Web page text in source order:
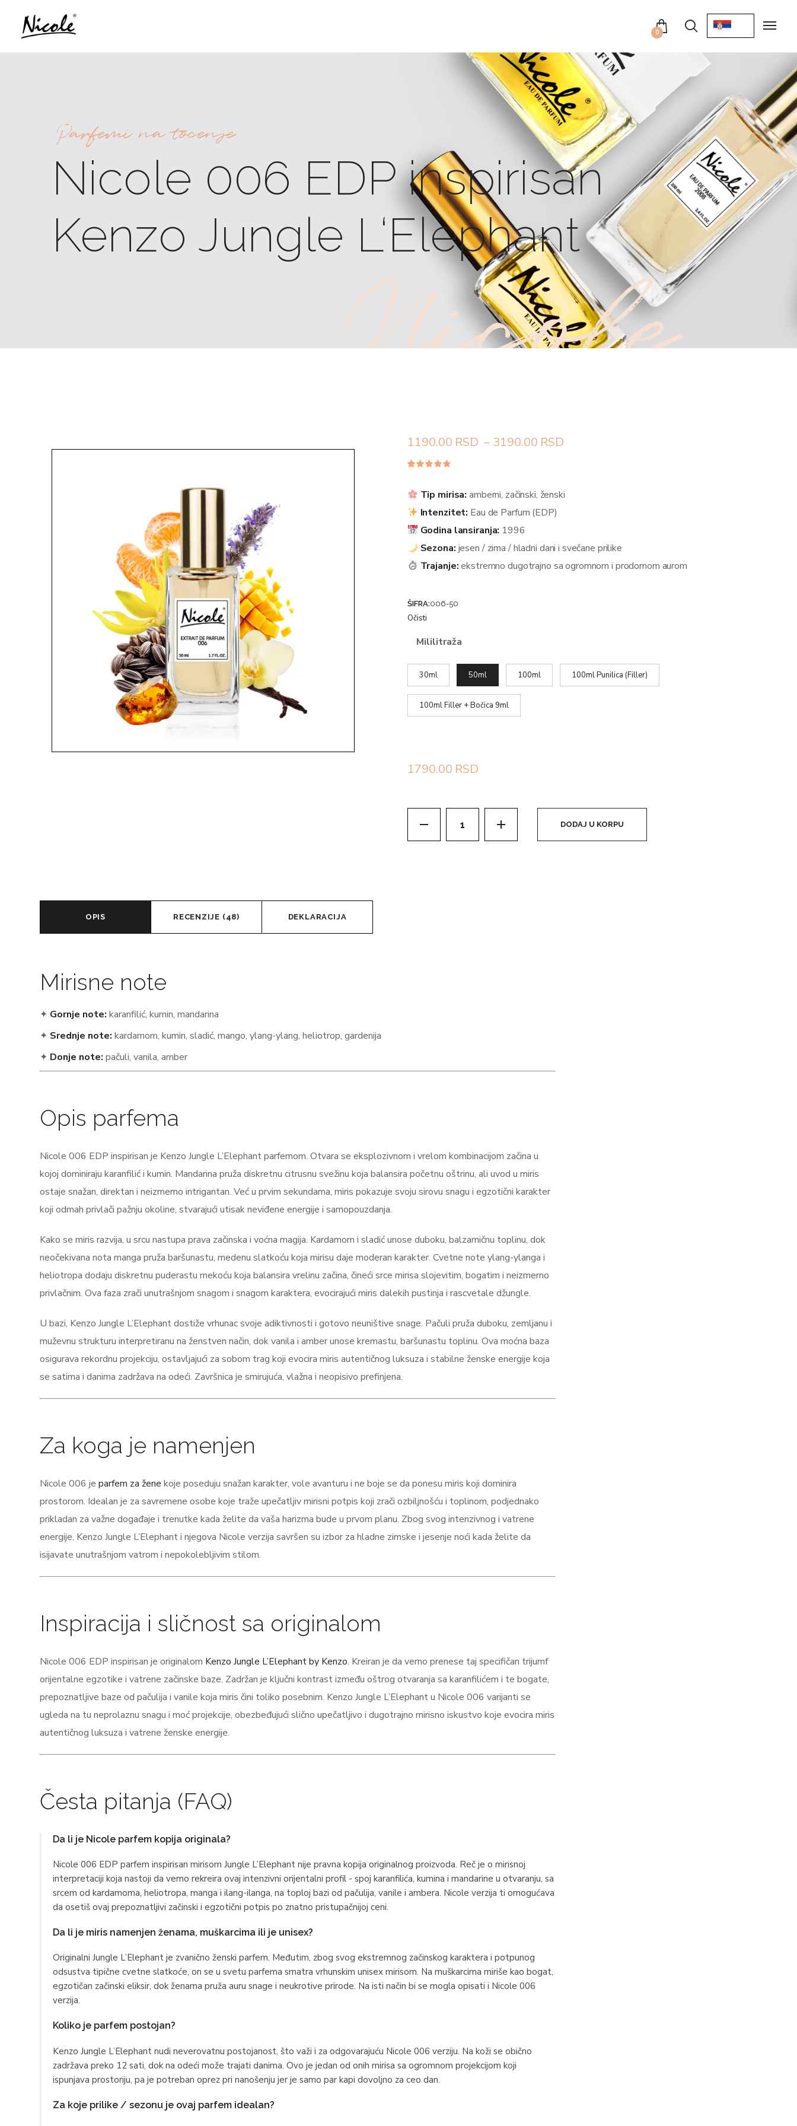
0
Parfemi na tocenje
Nicole 006 EDP inspirisan
Kenzo Jungle L‘Elephant
Nicole
1190.00 RSD – 3190.00 RSD
5 na
osnovu
kupaca
Tip mirisa: amberni, začinski, ženski
Intenzitet: Eau de Parfum (EDP)
Godina lansiranja: 1996
Sezona: jesen / zima / hladni dani i svečane prilike
Trajanje:ekstremno dugotrajno sa ogromnom i prodornom aurom
ŠIFRA:006-50
Mililitraža
30ml 50ml 100ml 100ml Punilica (Filler)
100ml Filler + Bočica 9ml
Očisti
1790.00 RSD
DODAJ U KORPU
OPIS RECENZIJE (48) DEKLARACIJA
Mirisne note
✦ Gornje note: karanfilić, kumin, mandarina
✦ Srednje note: kardamom, kumin, sladić, mango, ylang-ylang, heliotrop, gardenija
✦ Donje note: pačuli, vanila, amber
Opis parfema
Nicole 006 EDP inspirisan je Kenzo Jungle L’Elephant parfemom. Otvara se eksplozivnom i vrelom kombinacijom začina u
kojoj dominiraju karanfilić i kumin. Mandarina pruža diskretnu citrusnu svežinu koja balansira početnu oštrinu, ali uvod u miris
ostaje snažan, direktan i neizmerno intrigantan. Već u prvim sekundama, miris pokazuje svoju sirovu snagu i egzotični karakter
koji odmah privlači pažnju okoline, stvarajući utisak neviđene energije i samopouzdanja.
Kako se miris razvija, u srcu nastupa prava začinska i voćna magija. Kardamom i sladić unose duboku, balzamičnu toplinu, dok
neočekivana nota manga pruža baršunastu, medenu slatkoću koja mirisu daje moderan karakter. Cvetne note ylang-ylanga i
heliotropa dodaju diskretnu puderastu mekoću koja balansira vrelinu začina, čineći srce mirisa slojevitim, bogatim i neizmerno
privlačnim. Ova faza zrači unutrašnjom snagom i snagom karaktera, evocirajući miris dalekih pustinja i rascvetale džungle.
U bazi, Kenzo Jungle L’Elephant dostiže vrhunac svoje adiktivnosti i gotovo neuništive snage. Pačuli pruža duboku, zemljanu i
muževnu strukturu interpretiranu na ženstven način, dok vanila i amber unose kremastu, baršunastu toplinu. Ova moćna baza
osigurava rekordnu projekciju, ostavljajući za sobom trag koji evocira miris autentičnog luksuza i stabilne ženske energije koja
se satima i danima zadržava na odeći. Završnica je smirujuća, vlažna i neopisivo prefinjena.
Za koga je namenjen
Nicole 006 je parfem za žene koje poseduju snažan karakter, vole avanturu i ne boje se da ponesu miris koji dominira
prostorom. Idealan je za savremene osobe koje traže upečatljiv mirisni potpis koji zrači ozbiljnošću i toplinom, podjednako
prikladan za važne događaje i trenutke kada želite da vaša harizma bude u prvom planu. Zbog svog intenzivnog i vatrene
energije, Kenzo Jungle L’Elephant i njegova Nicole verzija savršen su izbor za hladne zimske i jesenje noći kada želite da
isijavate unutrašnjom vatrom i nepokolebljivim stilom.
Inspiracija i sličnost sa originalom
Nicole 006 EDP inspirisan je originalom Kenzo Jungle L’Elephant by Kenzo. Kreiran je da verno prenese taj specifičan trijumf
orijentalne egzotike i vatrene začinske baze. Zadržan je ključni kontrast između oštrog otvaranja sa karanfilićem i te bogate,
prepoznatljive baze od pačulija i vanile koja miris čini toliko posebnim. Kenzo Jungle L’Elephant u Nicole 006 varijanti se
ugleda na tu neprolaznu snagu i moć projekcije, obezbeđujući slično upečatljivo i dugotrajno mirisno iskustvo koje evocira miris
autentičnog luksuza i vatrene ženske energije.
Česta pitanja (FAQ)
Da li je Nicole parfem kopija originala?
Nicole 006 EDP parfem inspirisan mirisom Jungle L’Elephant nije pravna kopija originalnog proizvoda. Reč je o mirisnoj
interpretaciji koja nastoji da verno rekreira ovaj intenzivni orijentalni profil - spoj karanfilića, kumina i mandarine u otvaranju, sa
srcem od kardamoma, heliotropa, manga i ilang-ilanga, na toploj bazi od pačulija, vanile i ambera. Nicole verzija ti omogućava
da osetiš ovaj prepoznatljivi začinski i egzotični potpis po znatno pristupačnijoj ceni.
Da li je miris namenjen ženama, muškarcima ili je unisex?
Originalni Jungle L’Elephant je zvanično ženski parfem. Međutim, zbog svog ekstremnog začinskog karaktera i potpunog
odsustva tipične cvetne slatkoće, on se u svetu parfema smatra vrhunskim unisex mirisom. Na muškarcima miriše kao bogat,
egzotičan začinski eliksir, dok ženama pruža auru snage i neukrotive prirode. Na isti način bi se mogla opisati i Nicole 006
verzija.
Koliko je parfem postojan?
Kenzo Jungle L’Elephant nudi neverovatnu postojanost, što važi i za odgovarajuću Nicole 006 verziju. Na koži se obično
zadržava preko 12 sati, dok na odeći može trajati danima. Ovo je jedan od onih mirisa sa ogromnom projekcijom koji
ispunjava prostoriju, pa je potreban oprez pri nanošenju jer je samo par kapi dovoljno za ceo dan.
Za koje prilike / sezonu je ovaj parfem idealan?